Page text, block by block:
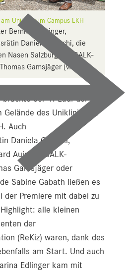
Uniklinikum Campus LKH
Bernhard Auinger,
Daniela Gutschi, die
Nasen Salzburg und SALK-
Gamsjäger (v.li.).
brachte der 1. Lauf der
Gelände des Uniklinikums
Auch
Daniela Gutschi,
Auinger, SALK-
Gamsjäger oder
Sabine Gabath ließen es
der Premiere mit dabei zu
alle kleinen
der
(ReKiz) waren, dank des
am Start. Und auch
Edlinger kam mit